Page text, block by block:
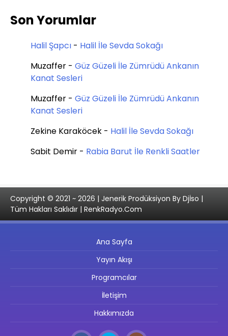
Son Yorumlar
Halil Şapcı - Halil İle Sevda Sokağı
Muzaffer - Güz Güzeli İle Zümrüdü Ankanın
Kanat Sesleri
Muzaffer - Güz Güzeli İle Zümrüdü Ankanın
Kanat Sesleri
Zekine Karaköcek - Halil İle Sevda Sokağı
Sabit Demir - Rabia Barut İle Renkli Saatler
Copyright © 2021 ~ 2026 | Jenerik Prodüksiyon By Djİso |
Tüm Hakları Saklıdır | RenkRadyo.Com
Ana Sayfa
Yayın Akışı
Programcılar
İletişim
Hakkımızda